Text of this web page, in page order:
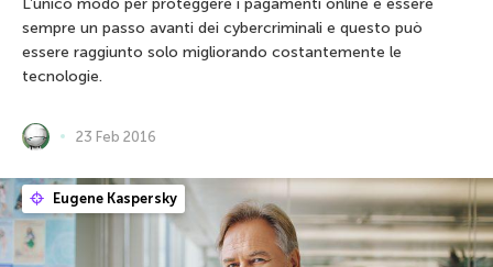
sempre un passo avanti dei cybercriminali e questo può
essere raggiunto solo migliorando costantemente le
tecnologie.
23 Feb 2016
Eugene Kaspersky